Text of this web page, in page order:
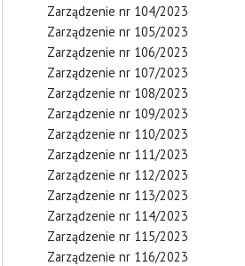
Zarządzenie nr 104/2023
Zarządzenie nr 105/2023
Zarządzenie nr 106/2023
Zarządzenie nr 107/2023
Zarządzenie nr 108/2023
Zarządzenie nr 109/2023
Zarządzenie nr 110/2023
Zarządzenie nr 111/2023
Zarządzenie nr 112/2023
Zarządzenie nr 113/2023
Zarządzenie nr 114/2023
Zarządzenie nr 115/2023
Zarządzenie nr 116/2023